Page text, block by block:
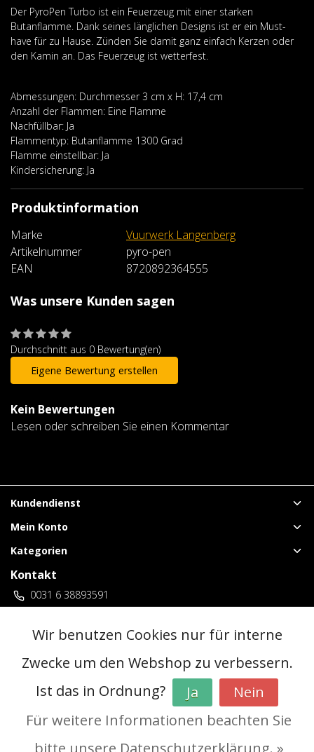
Der PyroPen Turbo ist ein Feuerzeug mit einer starken
Butanflamme. Dank seines länglichen Designs ist er ein Must-
have für zu Hause. Zünden Sie damit ganz einfach Kerzen oder
den Kamin an. Das Feuerzeug ist wetterfest.
Abmessungen: Durchmesser 3 cm x H: 17,4 cm
Anzahl der Flammen: Eine Flamme
Nachfüllbar: Ja
Flammentyp: Butanflamme 1300 Grad
Flamme einstellbar: Ja
Kindersicherung: Ja
Produktinformation
Marke
Vuurwerk Langenberg
Artikelnummer
pyro-pen
EAN
8720892364555
Was unsere Kunden sagen
Durchschnitt aus 0 Bewertung(en)
Eigene Bewertung erstellen
Kein Bewertungen
Lesen oder schreiben Sie einen Kommentar
Kundendienst
Mein Konto
Kategorien
Kontakt
0031 6 38893591
vuurwerklangenberg@gmail.com
3 locaties Duitsland
InStijl Media
Allgemeine Geschäftsbedingungen (AGB)
|Vorverkaufsregeln
Wir benutzen Cookies nur für interne
Zwecke um den Webshop zu verbessern.
Ist das in Ordnung?
Ja
Nein
Für weitere Informationen beachten Sie
bitte unsere Datenschutzerklärung. »